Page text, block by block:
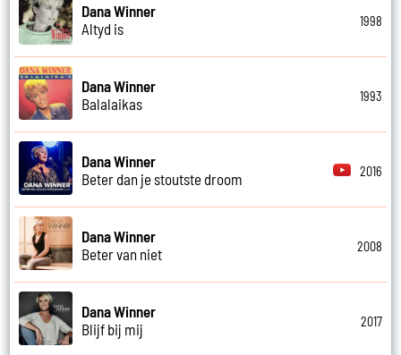
Dana Winner
Altyd is
1998
Dana Winner
Balalaikas
1993
Dana Winner
Beter dan je stoutste droom
2016
Dana Winner
Beter van niet
2008
Dana Winner
Blijf bij mij
2017